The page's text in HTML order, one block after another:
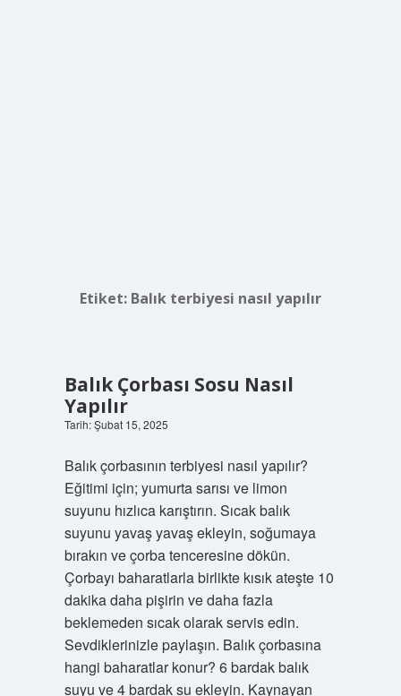
Etiket: Balık terbiyesi nasıl yapılır
Balık Çorbası Sosu Nasıl
Yapılır
Tarih: Şubat 15, 2025
Balık çorbasının terbiyesi nasıl yapılır?
Eğitimi için; yumurta sarısı ve limon
suyunu hızlıca karıştırın. Sıcak balık
suyunu yavaş yavaş ekleyin, soğumaya
bırakın ve çorba tenceresine dökün.
Çorbayı baharatlarla birlikte kısık ateşte 10
dakika daha pişirin ve daha fazla
beklemeden sıcak olarak servis edin.
Sevdiklerinizle paylaşın. Balık çorbasına
hangi baharatlar konur? 6 bardak balık
suyu ve 4 bardak su ekleyin. Kaynayan